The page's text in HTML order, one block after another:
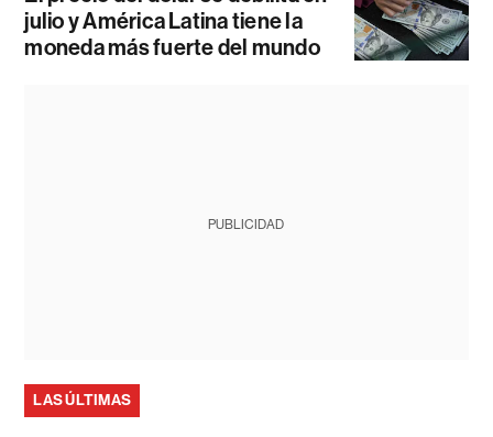
julio y América Latina tiene la
moneda más fuerte del mundo
PUBLICIDAD
LAS ÚLTIMAS